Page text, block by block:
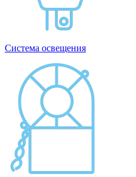
Система освещения